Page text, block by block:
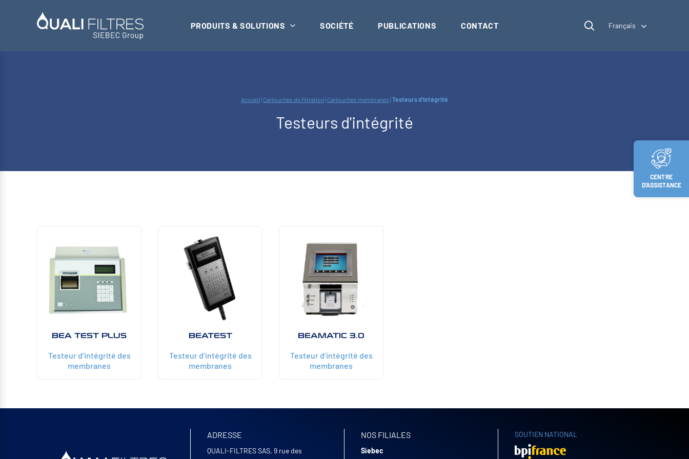
CENTRE
D’ASSISTANCE
PRODUITS & SOLUTIONS SOCIÉTÉ PUBLICATIONS CONTACT Français
Accueil | Cartouches de filtration| Cartouches membranes |Testeurs d'intégrité
Testeurs d'intégrité
BEA TEST PLUS
Testeur d’intégrité des
membranes
BEATEST
Testeur d’intégrité des
membranes
BEAMATIC 3.0
Testeur d’intégrité des
membranes
ADRESSE
QUALI-FILTRES SAS, 9 rue des
NOS FILIALES
Siebec
SOUTIEN NATIONAL